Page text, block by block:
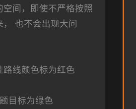
空间，即使不严格按照
， 也不会出现大问
路线颜色标为红色
目标为绿色